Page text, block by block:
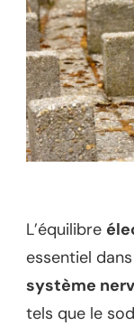
L’équilibre
essentiel
système
tels que le